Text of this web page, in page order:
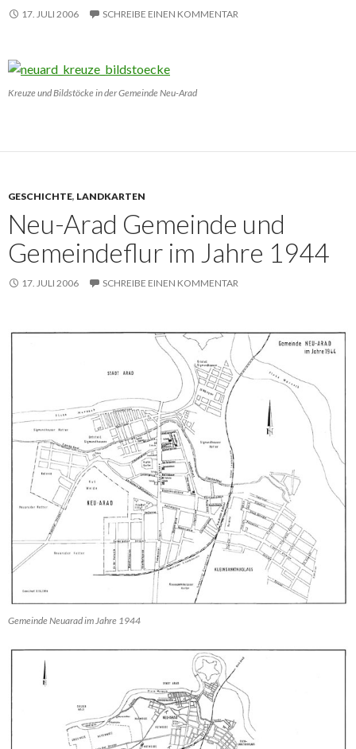
17. JULI 2006 SCHREIBE EINEN KOMMENTAR
Kreuze und Bildstöcke in der Gemeinde Neu-Arad
GESCHICHTE, LANDKARTEN
Neu-Arad Gemeinde und
Gemeindeflur im Jahre 1944
17. JULI 2006 SCHREIBE EINEN KOMMENTAR
Gemeinde Neuarad im Jahre 1944